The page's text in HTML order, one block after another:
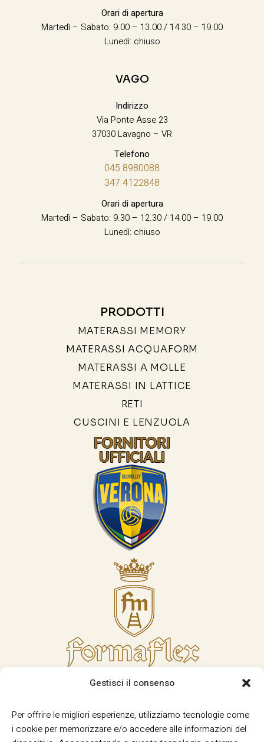
Gestisci il consenso
Per offrire le migliori esperienze, utilizziamo tecnologie come
i cookie per memorizzare e/o accedere alle informazioni del
Orari di apertura
Martedì – Sabato: 9.00 – 13.00 / 14.30 – 19.00
Lunedì: chiuso
VAGO
Indirizzo
Via Ponte Asse 23
37030 Lavagno – VR
Telefono
045 8980088
347 4122848
Orari di apertura
Martedì – Sabato: 9.30 – 12.30 / 14.00 – 19.00
Lunedì: chiuso
PRODOTTI
MATERASSI MEMORY
MATERASSI ACQUAFORM
MATERASSI A MOLLE
MATERASSI IN LATTICE
RETI
CUSCINI E LENZUOLA